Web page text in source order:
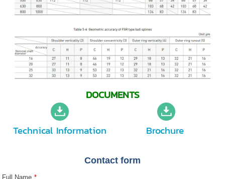
DOCUMENTS
Technical Information Brochure
Contact form
Full Name *